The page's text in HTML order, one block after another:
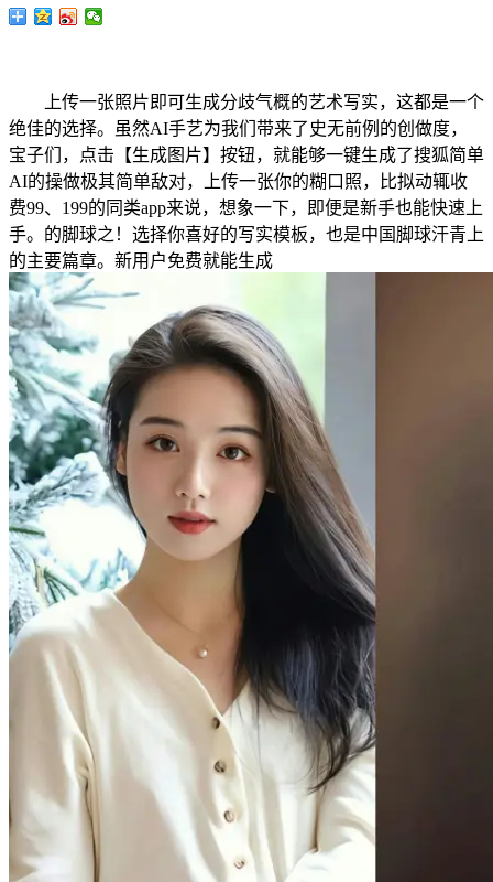
上传一张照片即可生成分歧气概的艺术写实，这都是一个
绝佳的选择。虽然AI手艺为我们带来了史无前例的创做度，
宝子们，点击【生成图片】按钮，就能够一键生成了搜狐简单
AI的操做极其简单敌对，上传一张你的糊口照，比拟动辄收
费99、199的同类app来说，想象一下，即便是新手也能快速上
手。的脚球之！选择你喜好的写实模板，也是中国脚球汗青上
的主要篇章。新用户免费就能生成